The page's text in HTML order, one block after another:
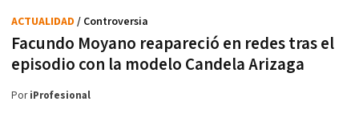
Facundo Moyano reapareció en redes tras el
episodio con la modelo Candela Arizaga
ACTUALIDAD / Controversia
PoriProfesional